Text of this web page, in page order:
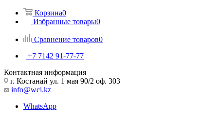
Корзина0
Избранные товары0
Сравнение товаров0
+7 7142 91-77-77
Контактная информация
г. Костанай ул. 1 мая 90/2 оф. 303
info@wci.kz
WhatsApp